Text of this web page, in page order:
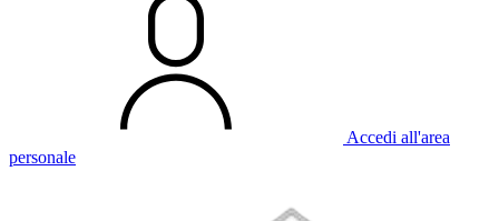
Accedi all'area
personale